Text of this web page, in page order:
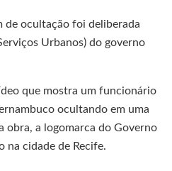
de ocultação foi deliberada
Urbanos) do governo
que mostra um funcionário
ocultando em uma
obra, a logomarca do Governo
na cidade de Recife.